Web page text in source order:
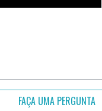
FAÇA UMA PERGUNTA